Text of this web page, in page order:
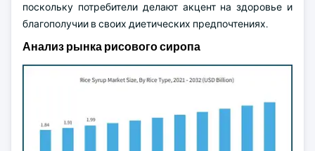
поскольку потребители делают акцент на здоровье и
благополучии в своих диетических предпочтениях.
Анализ рынка рисового сиропа